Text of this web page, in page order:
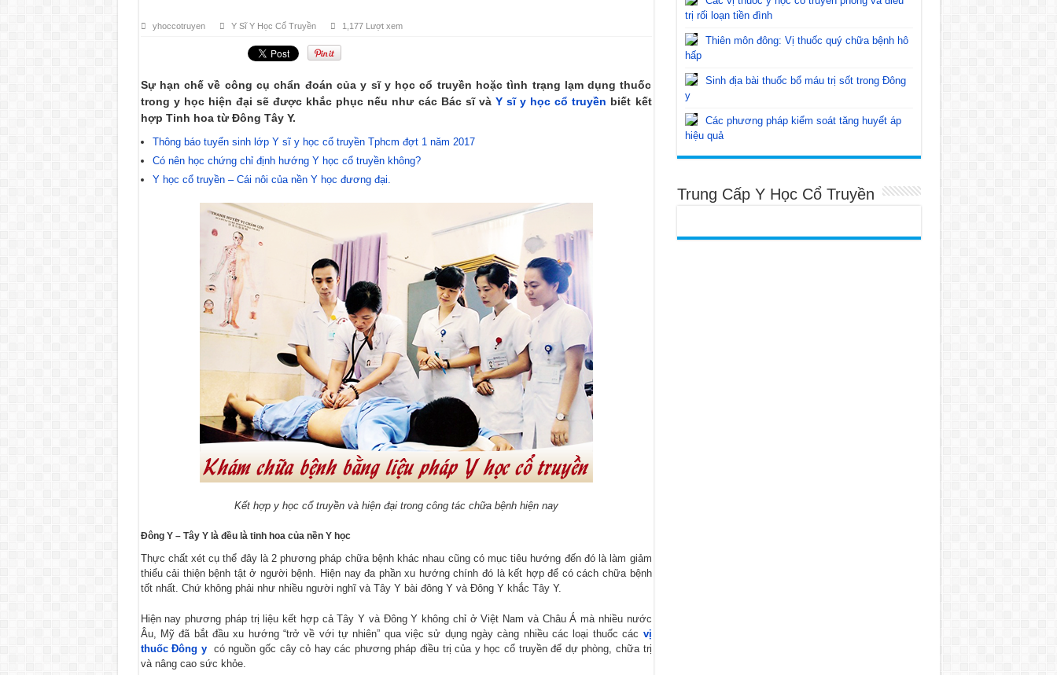
yhoccotruyen Y Sĩ Y Học Cổ Truyền 1,177 Lượt xem
Sự hạn chế về công cụ chẩn đoán của y sĩ y học cổ truyền hoặc tình trạng lạm dụng thuốc
trong y học hiện đại sẽ được khắc phục nếu như các Bác sĩ và Y sĩ y học cổ truyền biết kết
hợp Tinh hoa từ Đông Tây Y.
Thông báo tuyển sinh lớp Y sĩ y học cổ truyền Tphcm đợt 1 năm 2017
Có nên học chứng chỉ định hướng Y học cổ truyền không?
Y học cổ truyền – Cái nôi của nền Y học đương đại.
Kết hợp y học cổ truyền và hiện đại trong công tác chữa bệnh hiện nay
Đông Y – Tây Y là đều là tinh hoa của nền Y học
Thực chất xét cụ thể đây là 2 phương pháp chữa bệnh khác nhau cũng có mục tiêu hướng đến đó là làm giảm
thiểu cải thiện bệnh tật ở người bệnh. Hiện nay đa phần xu hướng chính đó là kết hợp để có cách chữa bệnh
tốt nhất. Chứ không phải như nhiều người nghĩ và Tây Y bài đông Y và Đông Y khắc Tây Y.
Hiện nay phương pháp trị liệu kết hợp cả Tây Y và Đông Y không chỉ ở Việt Nam và Châu Á mà nhiều nước
Âu, Mỹ đã bắt đầu xu hướng “trở về với tự nhiên” qua việc sử dụng ngày càng nhiều các loại thuốc các vị
thuốc Đông y có nguồn gốc cây cỏ hay các phương pháp điều trị của y học cổ truyền để dự phòng, chữa trị
và nâng cao sức khỏe.
trị rối loạn tiền đình
Thiên môn đông: Vị thuốc quý chữa bệnh hô
hấp
Sinh địa bài thuốc bổ máu trị sốt trong Đông
y
Các phương pháp kiểm soát tăng huyết áp
hiệu quả
Trung Cấp Y Học Cổ Truyền